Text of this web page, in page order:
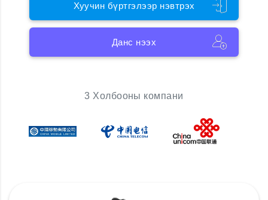
Хуучин бүртгэлээр нэвтрэх
Данс нээх
3 Холбооны компани